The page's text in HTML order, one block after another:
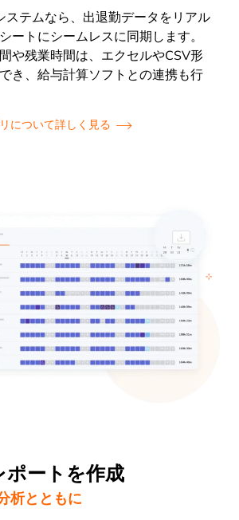
ステムなら、出退勤データをリアル
ートにシームレスに同期します。
や残業時間は、エクセルやCSV形
き、給与計算ソフトとの連携も行
について詳しく見る
ポートを作成
析とともに